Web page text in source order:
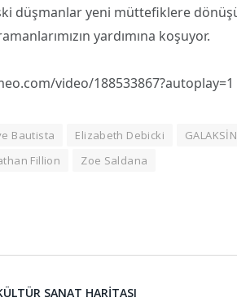
düşmanlar yeni müttefiklere
yardımına koşuyor.
video/188533867?autoplay=1
Bautista Elizabeth Debicki
Fillion Zoe Saldana
SANAT HARITASI